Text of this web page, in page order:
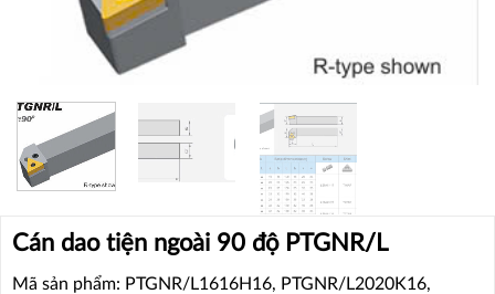
Cán dao tiện ngoài 90 độ PTGNR/L
Mã sản phẩm: PTGNR/L1616H16, PTGNR/L2020K16,